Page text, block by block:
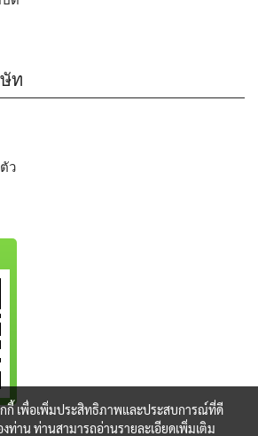
ท
ว
กกี้ เพื่อเพิ่มประสิทธิภาพและประสบการณ์ที่ดี
งท่าน ท่านสามารถอ่านรายละเอียดเพิ่มเติม